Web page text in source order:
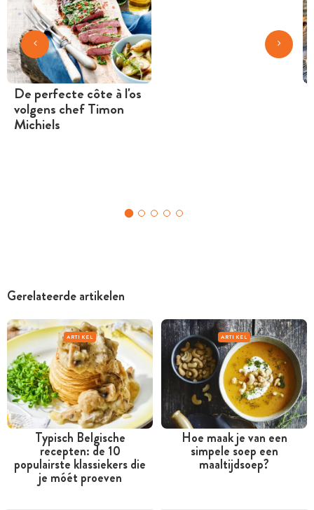
De perfecte côte à l'os
volgens chef Timon
Michiels
Gerelateerde artikelen
ARTIKEL
Typisch Belgische
recepten: de 10
populairste klassiekers die
je móét proeven
ARTIKEL
Hoe maak je van een
simpele soep een
maaltijdsoep?